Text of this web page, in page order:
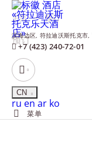
滨海边区, 符拉迪沃斯托克市,
+7 (423) 240-72-01
CN
Русский
ruEnglish
enالعربية
ar 한국어
ko
菜单
主页 预订
预订